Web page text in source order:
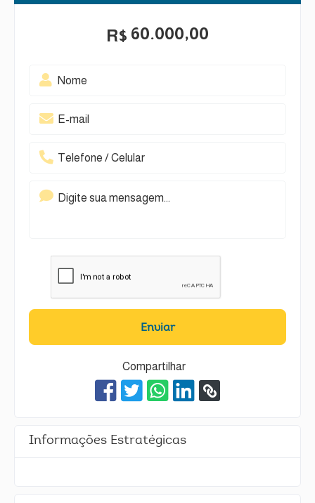
R$ 60.000,00
Enviar
Compartilhar
Informações Estratégicas